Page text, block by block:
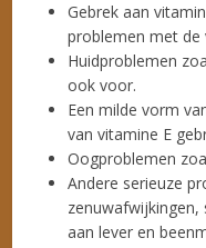
Gebrek aan
problemen met de
Huidproblemen
ook voor.
Een milde vorm
van vitamine E
Oogproblemen
Andere serieuze
aan lever en